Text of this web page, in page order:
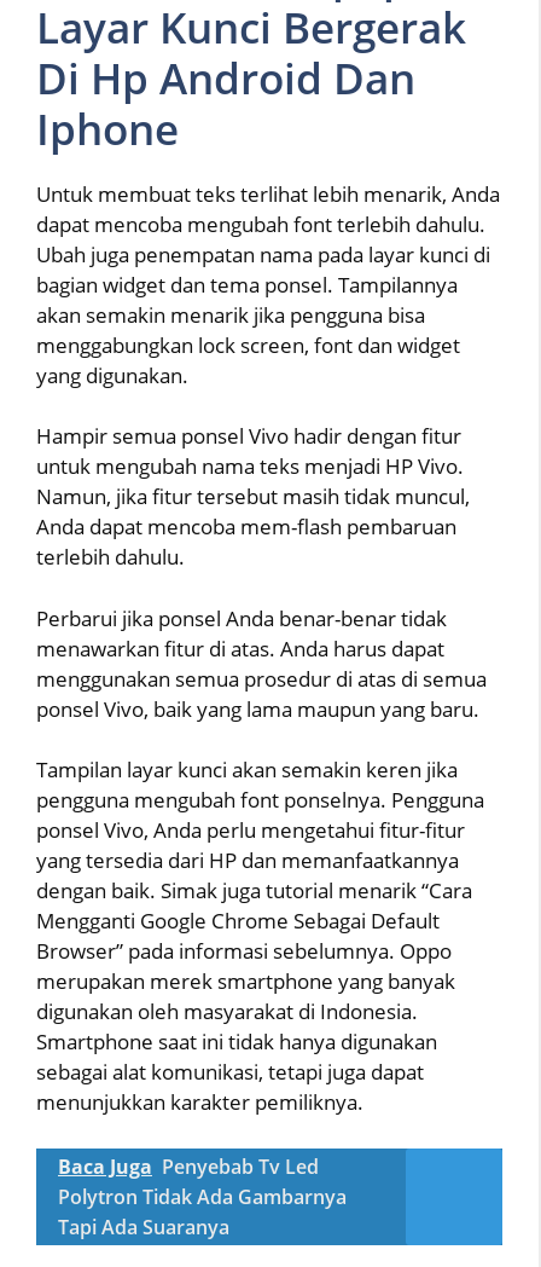
Layar Kunci Bergerak
Di Hp Android Dan
Iphone
Untuk membuat teks terlihat lebih menarik, Anda
dapat mencoba mengubah font terlebih dahulu.
Ubah juga penempatan nama pada layar kunci di
bagian widget dan tema ponsel. Tampilannya
akan semakin menarik jika pengguna bisa
menggabungkan lock screen, font dan widget
yang digunakan.
Hampir semua ponsel Vivo hadir dengan fitur
untuk mengubah nama teks menjadi HP Vivo.
Namun, jika fitur tersebut masih tidak muncul,
Anda dapat mencoba mem-flash pembaruan
terlebih dahulu.
Perbarui jika ponsel Anda benar-benar tidak
menawarkan fitur di atas. Anda harus dapat
menggunakan semua prosedur di atas di semua
ponsel Vivo, baik yang lama maupun yang baru.
Tampilan layar kunci akan semakin keren jika
pengguna mengubah font ponselnya. Pengguna
ponsel Vivo, Anda perlu mengetahui fitur-fitur
yang tersedia dari HP dan memanfaatkannya
dengan baik. Simak juga tutorial menarik “Cara
Mengganti Google Chrome Sebagai Default
Browser” pada informasi sebelumnya. Oppo
merupakan merek smartphone yang banyak
digunakan oleh masyarakat di Indonesia.
Smartphone saat ini tidak hanya digunakan
sebagai alat komunikasi, tetapi juga dapat
menunjukkan karakter pemiliknya.
Baca Juga Penyebab Tv Led
Polytron Tidak Ada Gambarnya
Tapi Ada Suaranya